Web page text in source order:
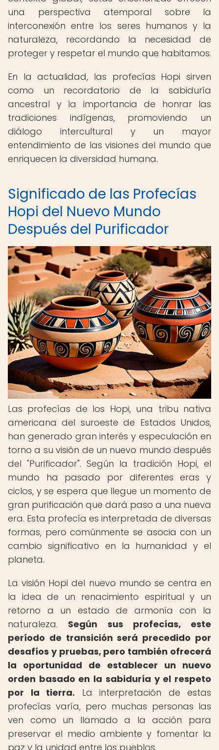
una perspectiva atemporal sobre la
interconexión entre los seres humanos y la
naturaleza, recordando la necesidad de
proteger y respetar el mundo que habitamos.
En la actualidad, las profecías Hopi sirven
como un recordatorio de la sabiduría
ancestral y la importancia de honrar las
tradiciones indígenas, promoviendo un
diálogo intercultural y un mayor
entendimiento de las visiones del mundo que
enriquecen la diversidad humana.
Significado de las Profecías
Hopi del Nuevo Mundo
Después del Purificador
Las profecías de los Hopi, una tribu nativa
americana del suroeste de Estados Unidos,
han generado gran interés y especulación en
torno a su visión de un nuevo mundo después
del "Purificador". Según la tradición Hopi, el
mundo ha pasado por diferentes eras y
ciclos, y se espera que llegue un momento de
gran purificación que dará paso a una nueva
era. Esta profecía es interpretada de diversas
formas, pero comúnmente se asocia con un
cambio significativo en la humanidad y el
planeta.
La visión Hopi del nuevo mundo se centra en
la idea de un renacimiento espiritual y un
retorno a un estado de armonía con la
naturaleza. Según sus profecías, este
período de transición será precedido por
desafíos y pruebas, pero también ofrecerá
la oportunidad de establecer un nuevo
orden basado en la sabiduría y el respeto
por la tierra. La interpretación de estas
profecías varía, pero muchas personas las
ven como un llamado a la acción para
preservar el medio ambiente y fomentar la
paz y la unidad entre los pueblos.